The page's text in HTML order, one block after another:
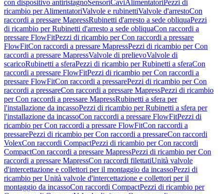
con dispositivo antiristagnoSensoriCaviAlimentatori Pezzi di
ricambio per AlimentatoriValvole e rubinettiValvole d'arrestoCon
raccordi a pressare MapressRubinetti d'arresto a sede obliquaPezzi
di ricambio per Rubinetti d'arresto a sede obliquaCon raccordi a
pressare FlowFitPezzi di ricambio per Con raccordi a pressare
FlowFitCon raccordi a pressare MapressPezzi di ricambio per Con
raccordi a pressare MapressValvole di prelievoValvole di
scaricoRubinetti a sferaPezzi di ricambio per Rubinetti a sferaCon
raccordi a pressare FlowFitPezzi di ricambio per Con raccordi a
pressare FlowFitCon raccordi a pressarePezzi di ricambio per Con
raccordi a pressareCon raccordi a pressare MapressPezzi di ricambio
per Con raccordi a pressare MapressRubinetti a sfera per
l'installazione da incassoPezzi di ricambio per Rubinetti a sfera per
l'installazione da incassoCon raccordi a pressare FlowFitPezzi di
ricambio per Con raccordi a pressare FlowFitCon raccordi a
pressarePezzi di ricambio per Con raccordi a pressareCon raccordi
VolexCon raccordi CompactPezzi di ricambio per Con raccordi
CompactCon raccordi a pressare MapressPezzi di ricambio per Con
raccordi a pressare MapressCon raccordi filettatiUnità valvole
d'intercettazione e collettori per il montaggio da incassoPezzi di
ricambio per Unità valvole d'intercettazione e collettori per il
montaggio da incassoCon raccordi CompactPezzi di ricambio per